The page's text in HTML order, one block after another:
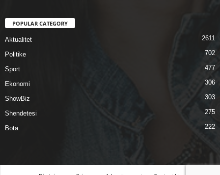
POPULAR CATEGORY
Aktualitet 2611
Politike 702
Sport 477
Ekonomi 306
ShowBiz 303
Shendetesi 275
Bota 222